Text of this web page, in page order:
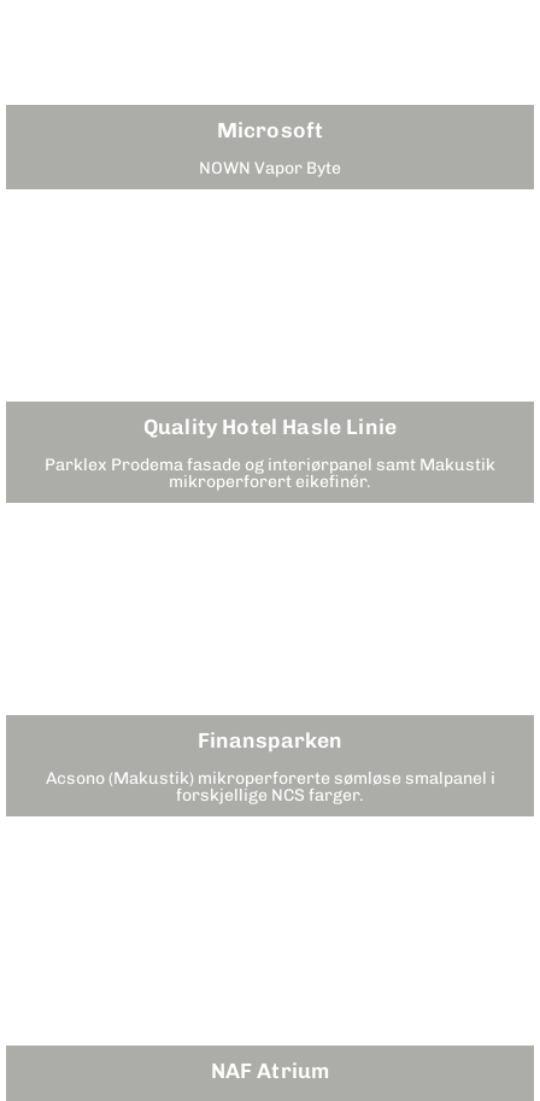
Microsoft
NOWN Vapor Byte
Quality Hotel Hasle Linie
Parklex Prodema fasade og interiørpanel samt Makustik
mikroperforert eikefinér.
Finansparken
Acsono (Makustik) mikroperforerte sømløse smalpanel i
forskjellige NCS farger.
NAF Atrium